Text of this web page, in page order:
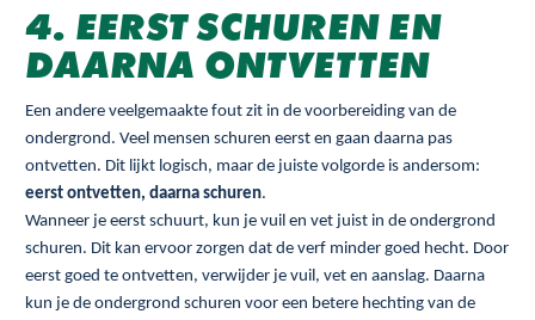
4. EERST SCHUREN EN
DAARNA ONTVETTEN
Een andere veelgemaakte fout zit in de voorbereiding van de
ondergrond. Veel mensen schuren eerst en gaan daarna pas
ontvetten. Dit lijkt logisch, maar de juiste volgorde is andersom:
eerst ontvetten, daarna schuren.
Wanneer je eerst schuurt, kun je vuil en vet juist in de ondergrond
schuren. Dit kan ervoor zorgen dat de verf minder goed hecht. Door
eerst goed te ontvetten, verwijder je vuil, vet en aanslag. Daarna
kun je de ondergrond schuren voor een betere hechting van de